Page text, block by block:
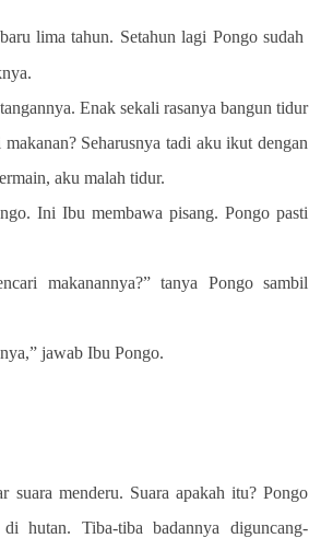
lima tahun. Setahun lagi Pongo sudah
Enak sekali rasanya bangun tidur
Seharusnya tadi aku ikut dengan
aku malah tidur.
Ini Ibu membawa pisang. Pongo pasti
makanannya?” tanya Pongo sambil
jawab Ibu Pongo.
suara menderu. Suara apakah itu? Pongo
hutan. Tiba-tiba badannya diguncang-